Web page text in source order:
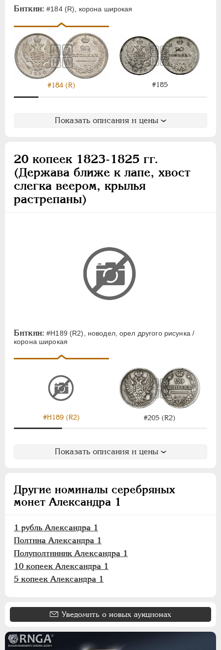
Биткин: #184 (R), корона широкая
#184 (R) #185
Показать описания и цены
20 копеек 1823-1825 гг.
(Держава ближе к лапе, хвост
слегка веером, крылья
растрепаны)
Биткин: #Н189 (R2), новодел, орел другого рисунка /
корона широкая
#Н189 (R2) #205 (R2)
Показать описания и цены
Другие номиналы серебряных
монет Александра 1
1 рубль Александра 1
Полтина Александра 1
Полуполтинник Александра 1
10 копеек Александра 1
5 копеек Александра 1
Уведомить о новых аукционах
Монетовидные
НИКОЛАЙ I 1826-1855
АЛЕКСАНДР II 1855-1881
АЛЕКСАНДР III 1881-1894
НИКОЛАЙ II 1894-1917
ВРЕМЕННОЕ ПРАВ.
ИНОСТРАННЫЕ